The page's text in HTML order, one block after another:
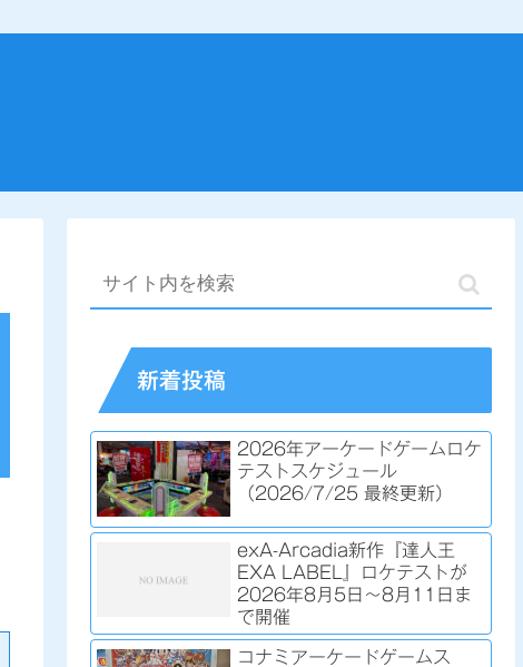
新着投稿
2026年アーケードゲームロケ
テストスケジュール
（2026/7/25 最終更新）
exA-Arcadia新作『達人王
EXA LABEL』ロケテストが
2026年8月5日～8月11日ま
で開催
コナミアーケードゲームス